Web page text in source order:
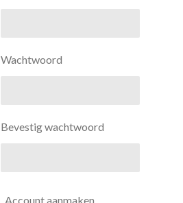
Wachtwoord
Bevestig wachtwoord
Account aanmaken